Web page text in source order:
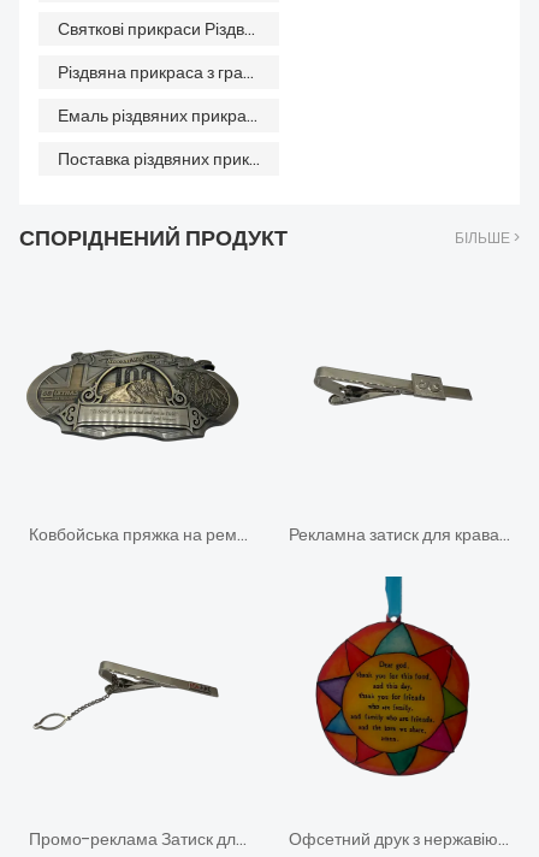
Святкові прикраси Різдвяні прикраси
Різдвяна прикраса з гравованою емаллю
Емаль різдвяних прикрас gōngchǎng 28 / 5000 Емаль різдвяних прикрас Фабрика
Поставка різдвяних прикрас для святкових прикрас
СПОРІДНЕНИЙ ПРОДУКТ БІЛЬШЕ >
Ковбойська пряжка на ремені з антикварним покриттям із цинкового сплаву Рекламна затиск для краватки
Промо-реклама Затиск для краватки з ланцюгом Офсетний друк з нержавіючої сталі. Різдвяна прикраса